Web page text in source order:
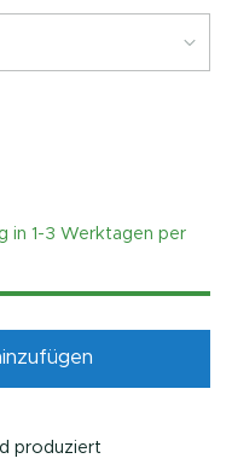
in 1-3 Werktagen per
produziert